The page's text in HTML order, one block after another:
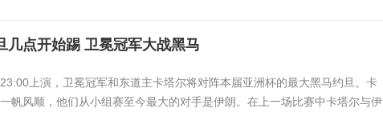
几点开始踢 卫冕冠军大战黑马
上演，卫冕冠军和东道主卡塔尔将对阵本届亚洲杯的最大黑马约旦。卡
帆风顺，他们从小组赛至今最大的对手是伊朗。在上一场比赛中卡塔尔与伊